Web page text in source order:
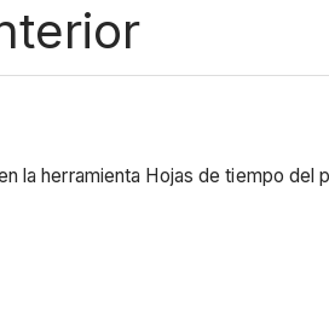
la herramienta Hojas de tiempo del